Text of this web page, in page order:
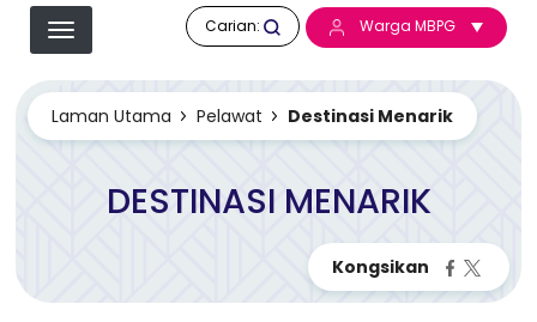
Carian: Warga MBPG
Laman Utama Pelawat Destinasi Menarik
DESTINASI MENARIK